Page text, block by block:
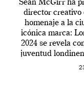
Seán McGirr ha
director creativo
homenaje a la
icónica marca:
2024 se revela
juventud
en